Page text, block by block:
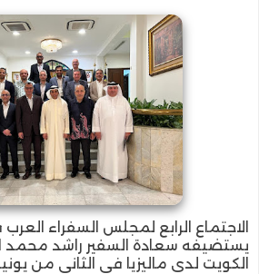
الاجتماع الرابع لمجلس السفراء
يستضيفه سعادة السفير راشد محمد
الكويت لدى ماليزيا في الثاني من يونيو